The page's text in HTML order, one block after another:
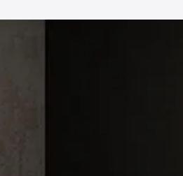
ル
ーブル